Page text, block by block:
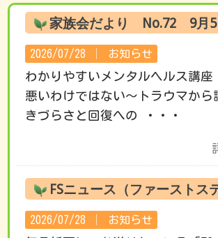
2026/07/28 │ お知らせ
わかりやすいメンタルヘルス講
悪いわけではない～トラウマから
きづらさと回復への ・・・
2026/07/28 │ お知らせ